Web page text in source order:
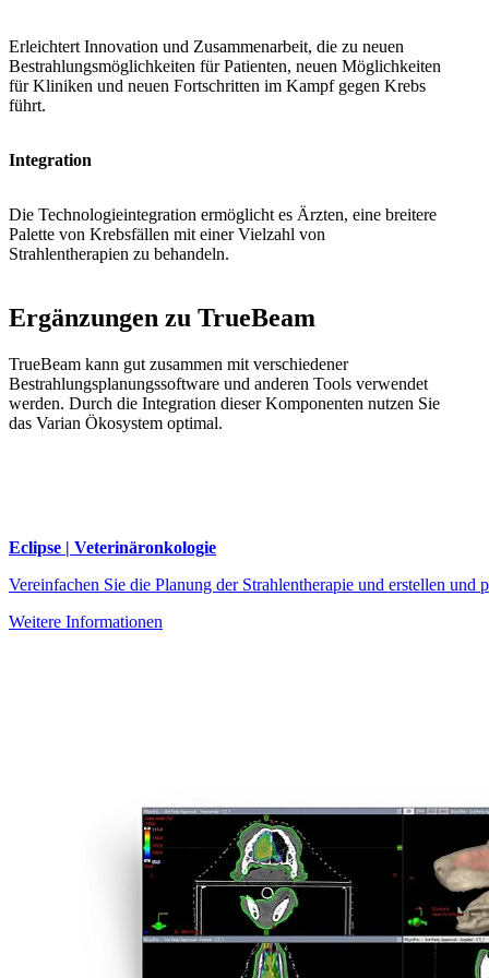
Erleichtert Innovation und Zusammenarbeit, die zu neuen
Bestrahlungsmöglichkeiten für Patienten, neuen Möglichkeiten
für Kliniken und neuen Fortschritten im Kampf gegen Krebs
führt.
Integration
Die Technologieintegration ermöglicht es Ärzten, eine breitere
Palette von Krebsfällen mit einer Vielzahl von
Strahlentherapien zu behandeln.
Ergänzungen zu TrueBeam
TrueBeam kann gut zusammen mit verschiedener
Bestrahlungsplanungssoftware und anderen Tools verwendet
werden. Durch die Integration dieser Komponenten nutzen Sie
das Varian Ökosystem optimal.
Eclipse | Veterinäronkologie
Vereinfachen Sie die Planung der Strahlentherapie und erstellen
Weitere Informationen